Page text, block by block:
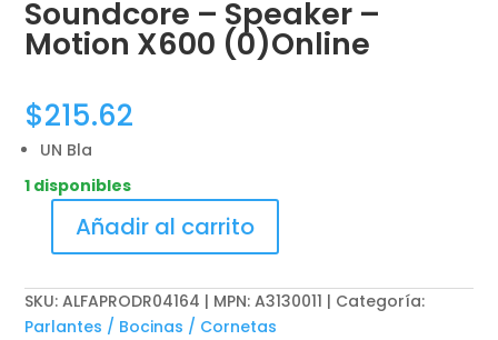
Soundcore – Speaker –
Motion X600 (0)Online
$215.62
UN Bla
1 disponibles
Soundcore
Speaker
Añadir al carrito
SKU:ALFAPRODR04164 | MPN: A3130011
Categoría:
Parlantes / Bocinas / Cornetas